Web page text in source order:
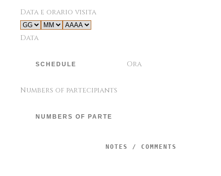
Data e orario visita
Data
Ora
Numbers of partecipiants